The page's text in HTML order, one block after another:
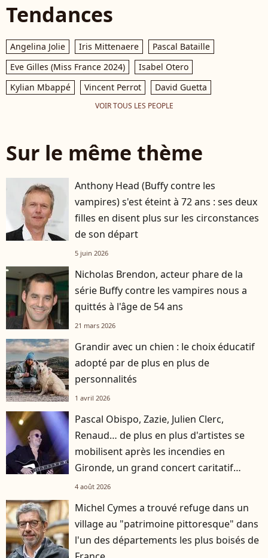
Tendances
Angelina Jolie Iris Mittenaere
Pascal Bataille
Eve Gilles (Miss France 2024)
Isabel Otero
Kylian Mbappé
Vincent Perrot David Guetta
VOIR TOUS LES PEOPLE
Sur le même thème
Anthony Head (Buffy contre les
vampires) s'est éteint à 72 ans : ses deux
filles en disent plus sur les circonstances
de son départ
5 juin 2026
Nicholas Brendon, acteur phare de la
série Buffy contre les vampires nous a
quittés à l'âge de 54 ans
21 mars 2026
Grandir avec un chien : le choix éducatif
adopté par de plus en plus de
personnalités
1 avril 2026
Pascal Obispo, Zazie, Julien Clerc,
Renaud… de plus en plus d'artistes se
mobilisent après les incendies en
Gironde, un grand concert caritatif
annoncé
4 août 2026
Michel Cymes a trouvé refuge dans un
village au "patrimoine pittoresque" dans
l'un des départements les plus boisés de